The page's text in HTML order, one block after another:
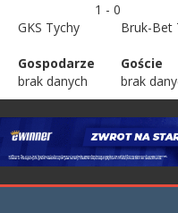
1 - 0
GKS Tychy
Bruk-Bet
Gospodarze
brak danych
Goście
brak